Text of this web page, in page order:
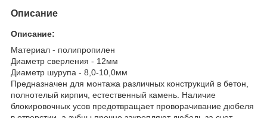
Описание
Описание:
Материал - полипропилен
Диаметр сверления - 12мм
Диаметр шурупа - 8,0-10,0мм
Предназначен для монтажа различных конструкций в бетон,
полнотелый кирпич, естественный камень. Наличие
блокировочных усов предотвращает проворачивание дюбеля